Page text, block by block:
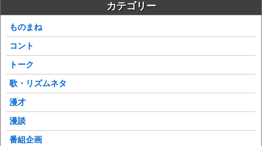
カテゴリー
ものまね
コント
トーク
歌・リズムネタ
漫才
漫談
番組企画